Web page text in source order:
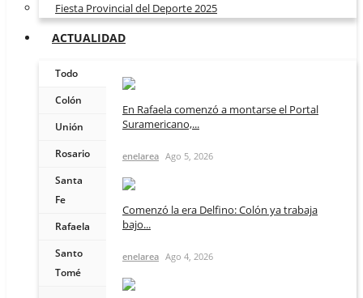
Fiesta Provincial del Deporte 2025
ACTUALIDAD
Todo
Colón
Unión
Rosario
Santa
Fe
Rafaela
Santo
Tomé
En Rafaela comenzó a montarse el Portal
Suramericano,...
enelarea Ago 5, 2026
Comenzó la era Delfino: Colón ya trabaja
bajo...
enelarea Ago 4, 2026